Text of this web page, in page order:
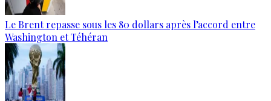
Le Brent repasse sous les 80 dollars après l’accord entre
Washington et Téhéran